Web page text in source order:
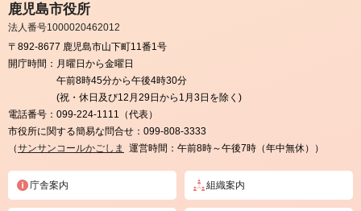
鹿児島市役所
法人番号1000020462012
〒892-8677 鹿児島市山下町11番1号
開庁時間： 月曜日から金曜日
午前8時45分から午後4時30分
(祝・休日及び12月29日から1月3日を除く)
電話番号： 099-224-1111（代表）
市役所に関する簡易な問合せ： 099-808-3333
（サンサンコールかごしま 運営時間：午前8時～午後7時（年中無休））
庁舎案内 組織案内